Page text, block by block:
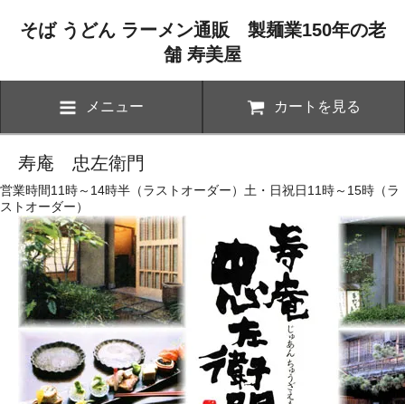
そば うどん ラーメン通販 製麺業150年の老
舗 寿美屋
メニュー カートを見る
寿庵 忠左衛門
営業時間11時～14時半（ラストオーダー）土・日祝日11時～15時（ラ
ストオーダー）